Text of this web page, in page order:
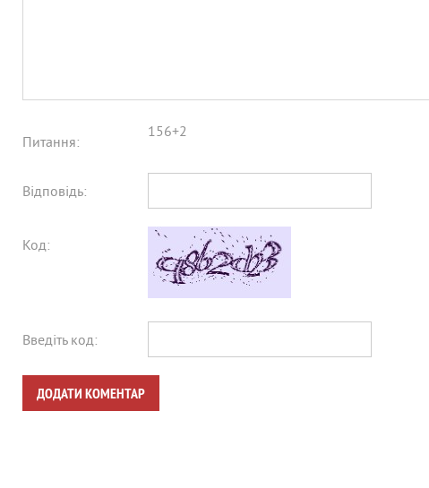
Питання:
156+2
Відповідь:
Код:
Введіть код:
ДОДАТИ КОМЕНТАР